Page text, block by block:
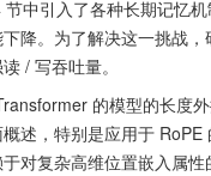
中引入了各种长期记忆
降。为了解决这一挑战
/ 写吞吐量。
的模型的长度
述，特别是应用于
对复杂高维位置嵌入属